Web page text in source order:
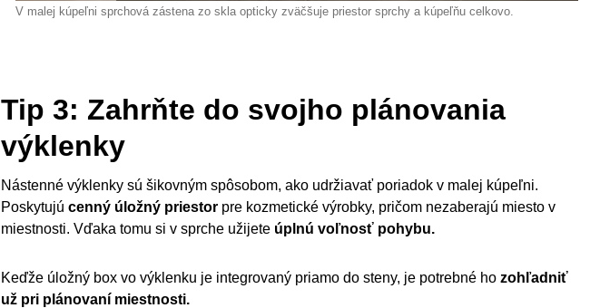
V malej kúpeľni sprchová zástena zo skla opticky zväčšuje priestor sprchy a kúpeľňu celkovo.
Tip 3: Zahrňte do svojho plánovania
výklenky
Nástenné výklenky sú šikovným spôsobom, ako udržiavať poriadok v malej kúpeľni.
Poskytujú cenný úložný priestor pre kozmetické výrobky, pričom nezaberajú miesto v
miestnosti. Vďaka tomu si v sprche užijete úplnú voľnosť pohybu.
Keďže úložný box vo výklenku je integrovaný priamo do steny, je potrebné ho zohľadniť
už pri plánovaní miestnosti.